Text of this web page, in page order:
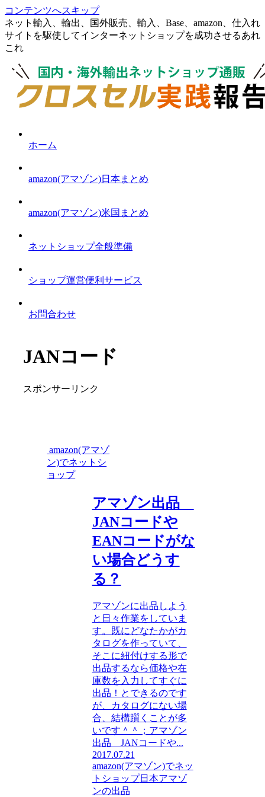
コンテンツへスキップ
ネット輸入、輸出、国外販売、輸入、Base、amazon、仕入れ
サイトを駆使してインターネットショップを成功させるあれ
これ
ホーム
amazon(アマゾン)日本まとめ
amazon(アマゾン)米国まとめ
ネットショップ全般準備
ショップ運営便利サービス
お問合わせ
JANコード
スポンサーリンク
amazon(アマゾ
ン)でネットシ
ョップ
アマゾン出品
JANコードや
EANコードがな
い場合どうす
る？
アマゾンに出品しよう
と日々作業をしていま
す。既にどなたかがカ
タログを作っていて、
そこに紐付けする形で
出品するなら価格や在
庫数を入力してすぐに
出品！とできるのです
が、カタログにない場
合、結構躓くことが多
いです＾＾；アマゾン
出品 JANコードや...
2017.07.21
amazon(アマゾン)でネッ
トショップ日本アマゾ
ンの出品